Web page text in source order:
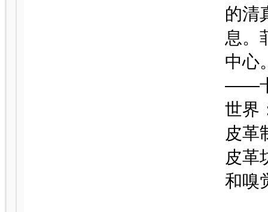
的清
息。
中心
——卡
世界
皮革
皮革
和嗅